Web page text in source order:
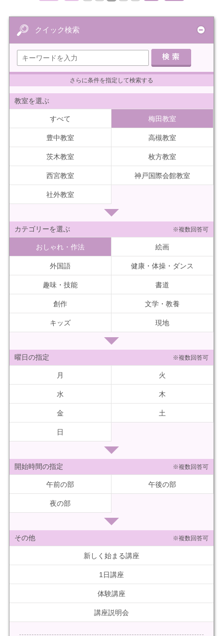
クイック検索
さらに条件を指定して検索する
教室を選ぶ
すべて 梅田教室
豊中教室 高槻教室
茨木教室 枚方教室
西宮教室 神戸国際会館教室
社外教室
カテゴリーを選ぶ ※複数回答可
おしゃれ・作法 絵画
外国語 健康・体操・ダンス
趣味・技能 書道
創作 文学・教養
キッズ 現地
曜日の指定 ※複数回答可
月 火
水 木
金 土
日
開始時間の指定 ※複数回答可
午前の部 午後の部
夜の部
その他 ※複数回答可
新しく始まる講座
1日講座
体験講座
講座説明会